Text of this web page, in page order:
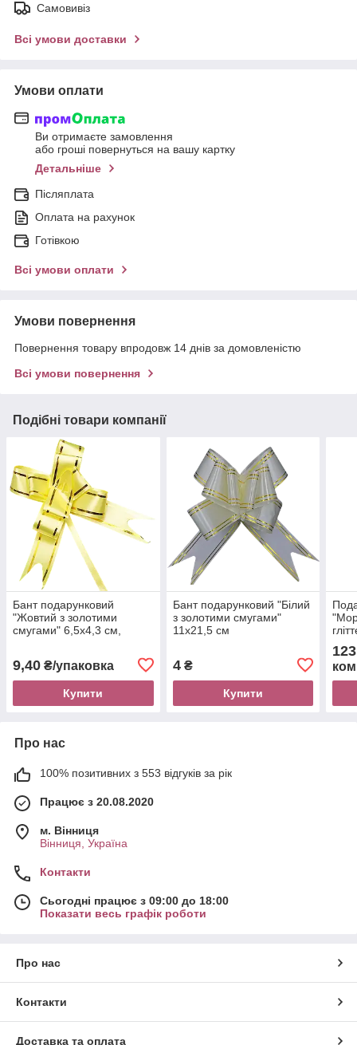
Самовивіз
Всі умови доставки
Умови оплати
Ви отримаєте замовлення
або гроші повернуться на вашу картку
Детальніше
Післяплата
Оплата на рахунок
Готівкою
Всі умови оплати
Умови повернення
Повернення товару впродовж 14 днів за домовленістю
Всі умови повернення
Подібні товари компанії
Бант подарунковий
"Жовтий з золотими
смугами" 6,5х4,3 см,
9,40 ₴/упаковка
Купити
Бант подарунковий "Білий
з золотими смугами"
11х21,5 см
4₴
Купити
Про нас
100% позитивних з 553 відгуків за рік
Працює з 20.08.2020
м. Вінниця
Вінниця, Україна
Контакти
Сьогодні працює з 09:00 до 18:00
Показати весь графік роботи
Про нас
Контакти
Доставка та оплата